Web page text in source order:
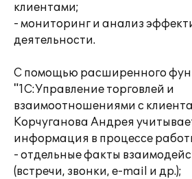
клиентами;
- мониторинг и анализ
деятельности.
С помощью расширенного
"1С:Управление торговлей и
взаимоотношениями с
Корчуганова Андрея
информация в процессе
- отдельные факты
(встречи, звонки, e-mail и др.);